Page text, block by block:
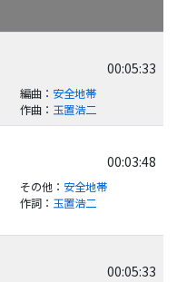
00:05:33
編曲： 安全地帯
作曲： 玉置浩二
00:03:48
その他： 安全地帯
作詞： 玉置浩二
00:05:33